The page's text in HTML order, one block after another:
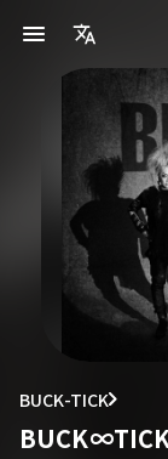
BUCK-TICK